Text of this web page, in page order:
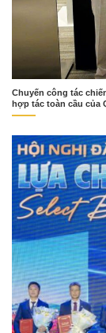
Chuyến công tác
hợp tác toàn cầu của